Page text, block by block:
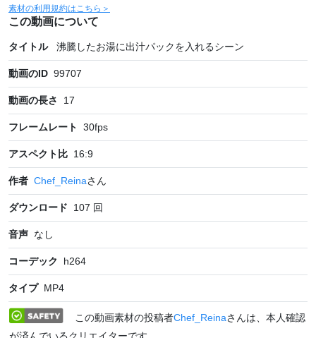
素材の利用規約はこちら＞
この動画について
タイトル 沸騰したお湯に出汁パックを入れるシーン
動画のID 99707
動画の長さ 17
フレームレート 30fps
アスペクト比 16:9
作者 Chef_Reinaさん
ダウンロード 107 回
音声 なし
コーデック h264
タイプ MP4
この動画素材の投稿者Chef_Reinaさんは、本人確認
が済んでいるクリエイターです。